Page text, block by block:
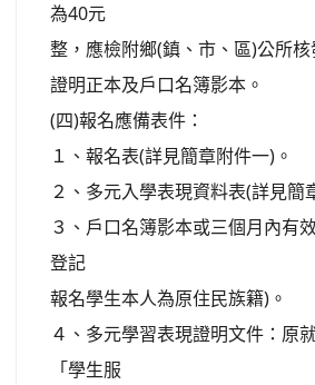
為40元
整，應檢附鄉(鎮、市、區)公所
證明正本及戶口名簿影本。
(四)報名應備表件：
１、報名表(詳見簡章附件一)。
２、多元入學表現資料表(詳見簡
３、戶口名簿影本或三個月內有
登記
報名學生本人為原住民族籍)。
４、多元學習表現證明文件：原
「學生服